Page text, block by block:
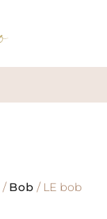
/ Bob / LE bob